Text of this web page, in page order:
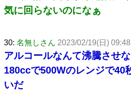
気に回らないのになぁ
30: 名無しさん 2023/02/19(日)
アルコールなんて沸騰させ
180ccで500Wのレンジで40
いだ